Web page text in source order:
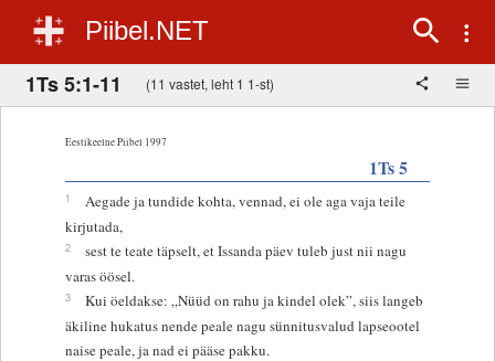
Piibel.NET
1Ts 5:1-11 (11 vastet, leht 1 1-st)
Eestikeelne Piibel 1997
1Ts 5
1
Aegade ja tundide kohta, vennad, ei ole aga vaja teile
kirjutada,
2
sest te teate täpselt, et Issanda päev tuleb just nii nagu
varas öösel.
3
Kui öeldakse: „Nüüd on rahu ja kindel olek”, siis langeb
äkiline hukatus nende peale nagu sünnitusvalud lapseootel
naise peale, ja nad ei pääse pakku.